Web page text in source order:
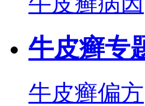
牛皮癣专
牛皮癣偏方